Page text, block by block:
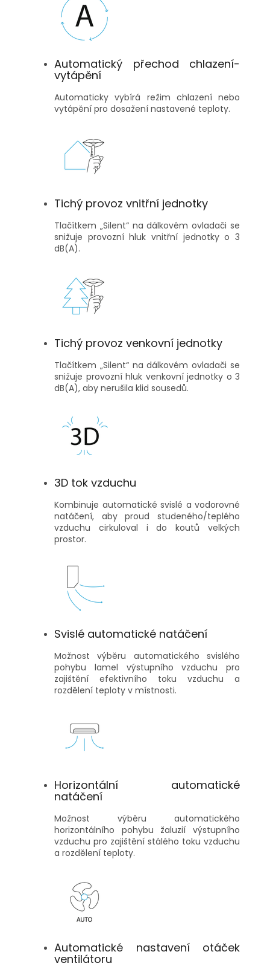
Automatický přechod chlazení-
vytápění
Automaticky vybírá režim chlazení nebo
vytápění pro dosažení nastavené teploty.
Tichý provoz vnitřní jednotky
Tlačítkem „Silent“ na dálkovém ovladači se
snižuje provozní hluk vnitřní jednotky o 3
dB(A).
Tichý provoz venkovní jednotky
Tlačítkem „Silent“ na dálkovém ovladači se
snižuje provozní hluk venkovní jednotky o 3
dB(A), aby nerušila klid sousedů.
3D tok vzduchu
Kombinuje automatické svislé a vodorovné
natáčení, aby proud studeného/teplého
vzduchu cirkuloval i do koutů velkých
prostor.
Svislé automatické natáčení
Možnost výběru automatického svislého
pohybu lamel výstupního vzduchu pro
zajištění efektivního toku vzduchu a
rozdělení teploty v místnosti.
Horizontální automatické
natáčení
Možnost výběru automatického
horizontálního pohybu žaluzií výstupního
vzduchu pro zajištění stálého toku vzduchu
a rozdělení teploty.
Automatické nastavení otáček
ventilátoru